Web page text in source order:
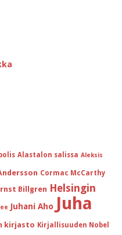
Alastalon salissa Aleksis
Cormac McCarthy
Billgren Helsingin
Juhani Aho Juha
kirjasto Kirjallisuuden Nobel